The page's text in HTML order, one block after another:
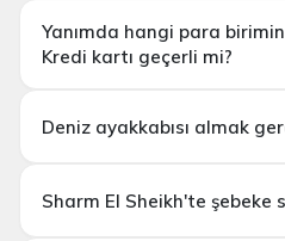
USD karşılığında Mısır Vize
Yanımda hangi para
Kredi kartı geçerli mi?
Deniz ayakkabısı almak
Sharm El Sheikh'te şebeke